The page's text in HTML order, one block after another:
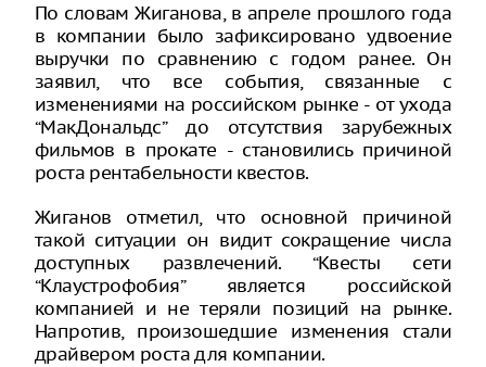
По словам Жиганова, в апреле прошлого года
в компании было зафиксировано удвоение
выручки по сравнению с годом ранее. Он
заявил, что все события, связанные с
изменениями на российском рынке - от ухода
“МакДональдс” до отсутствия зарубежных
фильмов в прокате - становились причиной
роста рентабельности квестов.
Жиганов отметил, что основной причиной
такой ситуации он видит сокращение числа
доступных развлечений. “Квесты сети
“Клаустрофобия” является российской
компанией и не теряли позиций на рынке.
Напротив, произошедшие изменения стали
драйвером роста для компании.